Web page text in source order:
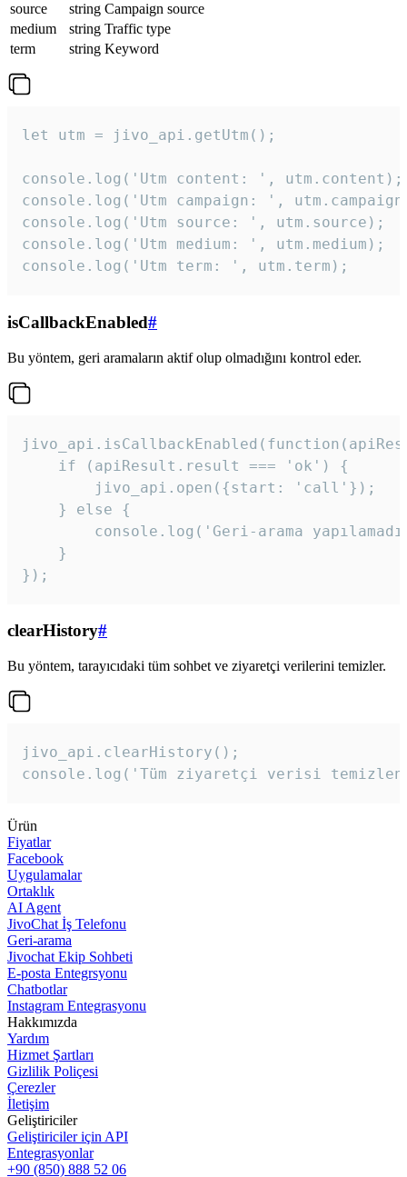
source
string Campaign source
medium
string Traffic type
term
string Keyword
let utm = jivo_api.getUtm();
console.log('Utm content: ', utm.content);
console.log('Utm campaign: ',
console.log('Utm source: ', utm.source);
console.log('Utm medium: ', utm.medium);
console.log('Utm term: ', utm.term);
isCallbackEnabled#
Bu yöntem, geri aramaların aktif olup olmadığını kontrol eder.
    if (apiResult.result === 'ok') {
        jivo_api.open({start: 'call'});
    } else {
console.log('Geri-arama
    }
});
clearHistory#
Bu yöntem, tarayıcıdaki tüm sohbet ve ziyaretçi verilerini temizler.
jivo_api.clearHistory();
console.log('Tüm ziyaretçi verisi
Ürün
Fiyatlar
Facebook
Uygulamalar
Ortaklık
AI Agent
JivoChat İş Telefonu
Geri-arama
Jivochat Ekip Sohbeti
E-posta Entegrsyonu
Chatbotlar
Instagram Entegrasyonu
Hakkımızda
Yardım
Hizmet Şartları
Gizlilik Poliçesi
Çerezler
İletişim
Geliştiriciler
Geliştiriciler için API
Entegrasyonlar
+90 (850) 888 52 06